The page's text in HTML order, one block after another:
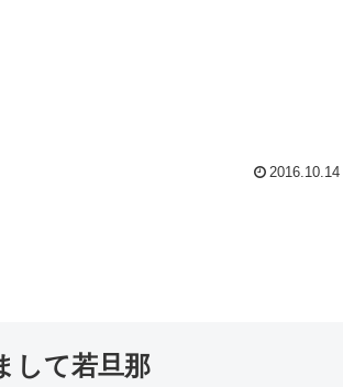
2016.10.14
して若旦那